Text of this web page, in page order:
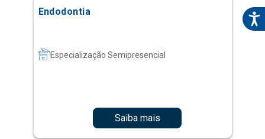
Endodontia
Especialização Semipresencial
Saiba mais